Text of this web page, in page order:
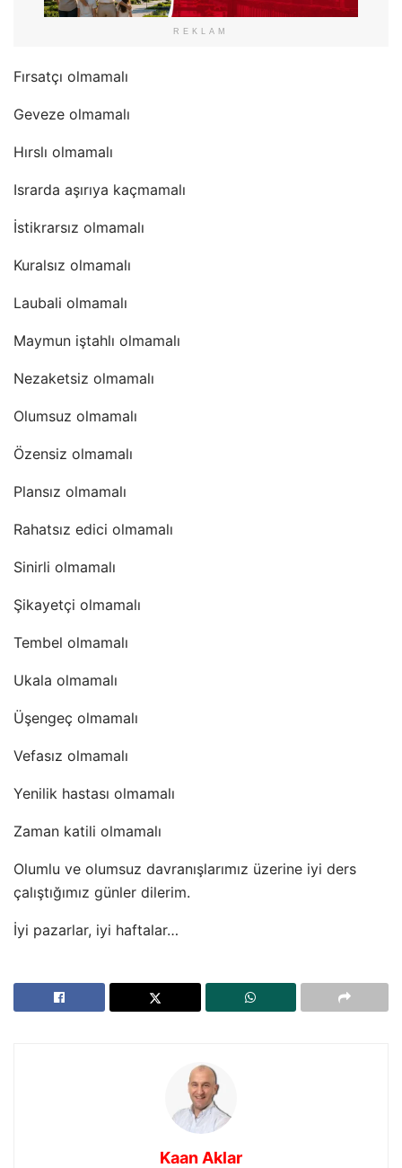
REKLAM
Fırsatçı olmamalı
Geveze olmamalı
Hırslı olmamalı
Israrda aşırıya kaçmamalı
İstikrarsız olmamalı
Kuralsız olmamalı
Laubali olmamalı
Maymun iştahlı olmamalı
Nezaketsiz olmamalı
Olumsuz olmamalı
Özensiz olmamalı
Plansız olmamalı
Rahatsız edici olmamalı
Sinirli olmamalı
Şikayetçi olmamalı
Tembel olmamalı
Ukala olmamalı
Üşengeç olmamalı
Vefasız olmamalı
Yenilik hastası olmamalı
Zaman katili olmamalı
Olumlu ve olumsuz davranışlarımız üzerine iyi ders
çalıştığımız günler dilerim.
İyi pazarlar, iyi haftalar…
Kaan Aklar